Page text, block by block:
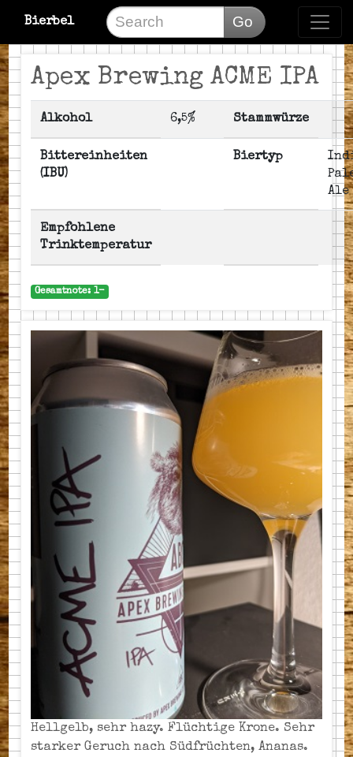
Bierbel Go
Apex Brewing ACME IPA
Alkohol 6,5% Stammwürze
Bittereinheiten
(IBU)
Biertyp
Ale
Empfohlene
Trinktemperatur
Gesamtnote: 1-
Hellgelb, sehr hazy. Flüchtige Krone. Sehr
starker Geruch nach Südfrüchten, Ananas.